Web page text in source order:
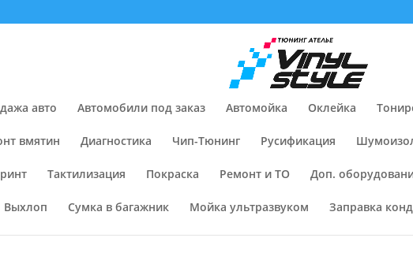
авто Автомобили под заказ Автомойка Оклейка
вмятин Диагностика Чип-Тюнинг Русификация
Тактилизация Покраска Ремонт и ТО Доп.
Выхлоп Сумка в багажник Мойка ультразвуком Заправка